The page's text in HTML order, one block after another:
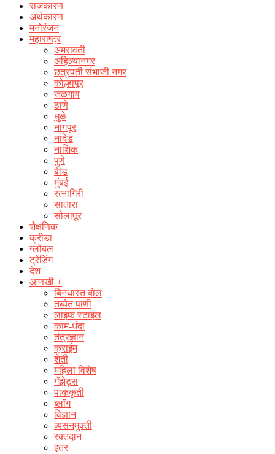
राजकारण
अर्थकारण
मनोरंजन
महाराष्ट्र
अमरावती
अहिल्यानगर
छत्रपती संभाजी नगर
कोल्हापूर
जळगाव
ठाणे
धुळे
नागपूर
नांदेड
नाशिक
पुणे
बीड
मुंबई
रत्नागिरी
सातारा
सोलापूर
शैक्षणिक
क्रीडा
ग्लोबल
ट्रेडिंग
देश
आणखी +
बिनधास्त बोल
तब्येत पाणी
लाइफ स्टाइल
काम-धंदा
तंत्रज्ञान
क्राईम
शेती
महिला विशेष
गॅझेट्स
पाककृती
ब्लॉग
विज्ञान
व्यसनमुक्ती
रक्‍तदान
इतर